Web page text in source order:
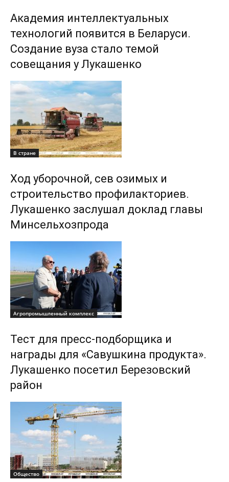
Академия интеллектуальных
технологий появится в Беларуси.
Создание вуза стало темой
совещания у Лукашенко
В стране
Ход уборочной, сев озимых и
строительство профилакториев.
Лукашенко заслушал доклад главы
Минсельхозпрода
Агропромышленный комплекс
Тест для пресс-подборщика и
награды для «Савушкина продукта».
Лукашенко посетил Березовский
район
Общество